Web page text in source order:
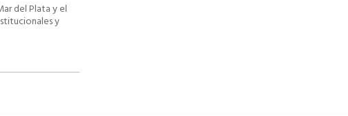
del Plata y el
y